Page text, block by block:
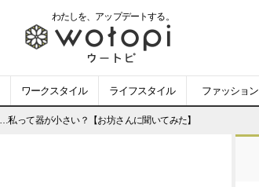
わたしを、 アップデートする。
wotopi
-
ウ
ワークスタイル ライフスタイル ファッション
って器が小さい？【お坊さんに聞いてみた】